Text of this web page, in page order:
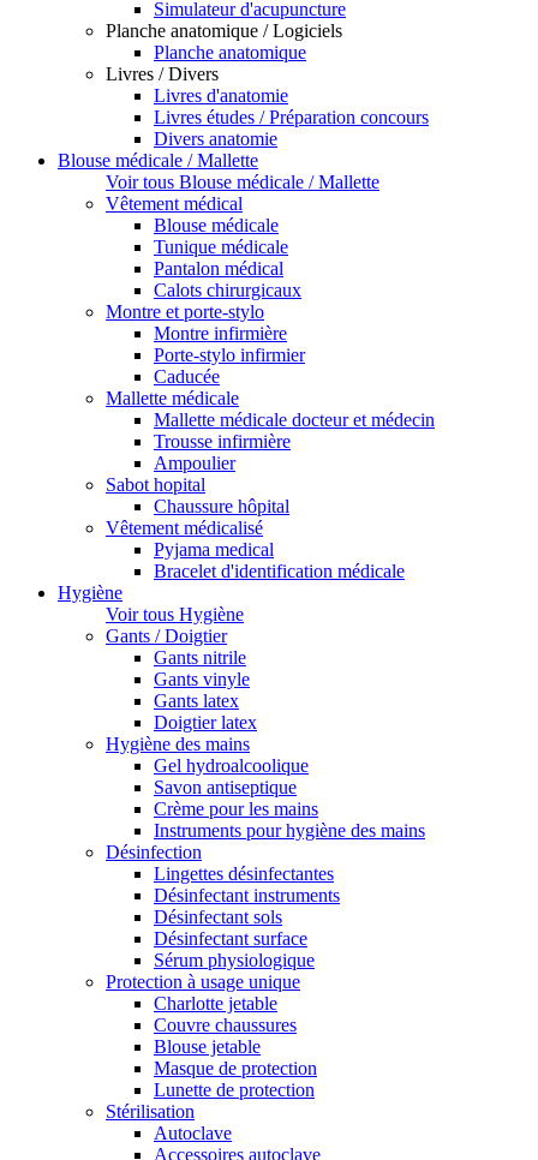
Simulateur d'acupuncture
Planche anatomique / Logiciels
Planche anatomique
Livres / Divers
Livres d'anatomie
Livres études / Préparation concours
Divers anatomie
Blouse médicale / Mallette
Voir tous Blouse médicale / Mallette
Vêtement médical
Blouse médicale
Tunique médicale
Pantalon médical
Calots chirurgicaux
Montre et porte-stylo
Montre infirmière
Porte-stylo infirmier
Caducée
Mallette médicale
Mallette médicale docteur et médecin
Trousse infirmière
Ampoulier
Sabot hopital
Chaussure hôpital
Vêtement médicalisé
Pyjama medical
Bracelet d'identification médicale
Hygiène
Voir tous Hygiène
Gants / Doigtier
Gants nitrile
Gants vinyle
Gants latex
Doigtier latex
Hygiène des mains
Gel hydroalcoolique
Savon antiseptique
Crème pour les mains
Instruments pour hygiène des mains
Désinfection
Lingettes désinfectantes
Désinfectant instruments
Désinfectant sols
Désinfectant surface
Sérum physiologique
Protection à usage unique
Charlotte jetable
Couvre chaussures
Blouse jetable
Masque de protection
Lunette de protection
Stérilisation
Autoclave
Accessoires autoclave